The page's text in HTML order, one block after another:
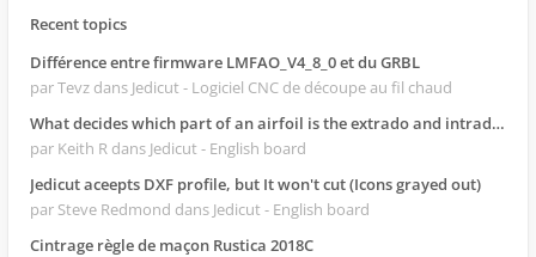
Recent topics
Différence entre firmware LMFAO_V4_8_0 et du GRBL
par Tevz dans Jedicut - Logiciel CNC de découpe au fil chaud
What decides which part of an airfoil is the extrado and intrado?
par Keith R dans Jedicut - English board
Jedicut aceepts DXF profile, but It won't cut (Icons grayed out)
par Steve Redmond dans Jedicut - English board
Cintrage règle de maçon Rustica 2018C